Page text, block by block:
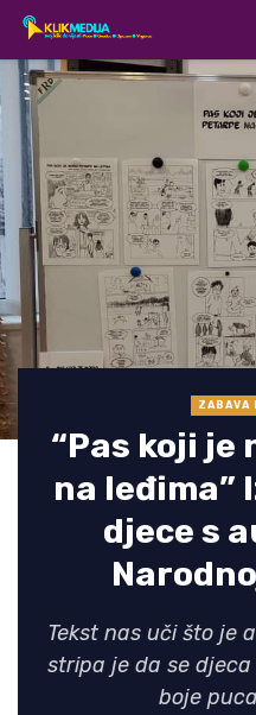
ZABAVA
“Pas koji je
na leđima”
djece s
Tekst nas uči što je
stripa je da se
boje